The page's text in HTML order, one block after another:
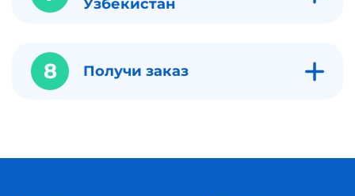
Узбекистан
8 Получи заказ